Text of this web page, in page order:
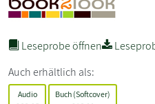
Leseprobe öffnen
Auch erhältlich als:
Audio
Buch (Softcover)